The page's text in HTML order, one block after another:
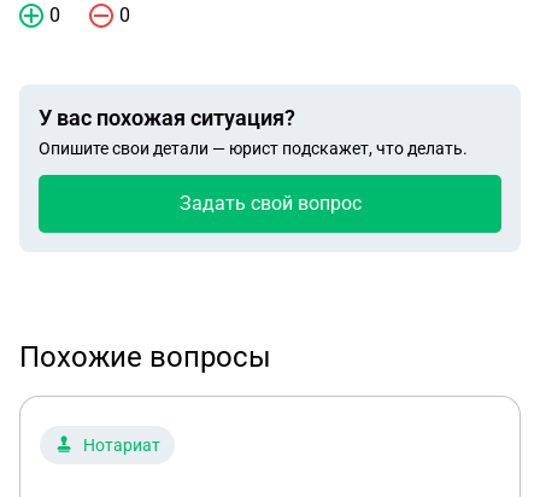
0 0
У вас похожая ситуация?
Опишите свои детали — юрист подскажет, что делать.
Задать свой вопрос
Похожие вопросы
Нотариат